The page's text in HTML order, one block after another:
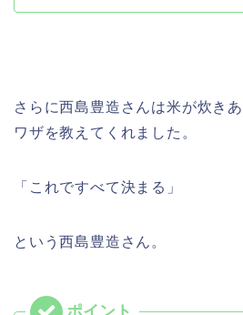
さらに西島豊造さんは米が炊き
ワザを教えてくれました。
「これですべて決まる」
という西島豊造さん。